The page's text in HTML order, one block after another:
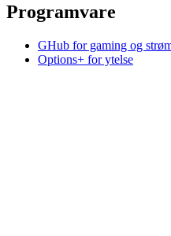
Programvare
GHub for gaming og
Options+ for ytelse